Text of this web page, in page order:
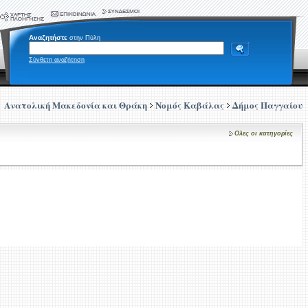
Αναζητήστε στην Πύλη
Σύνθετη αναζήτηση
Ανατολική Μακεδονία και Θράκη Νομός Καβάλας Δήμος Παγγαίου
Ολες οι κατηγορίες